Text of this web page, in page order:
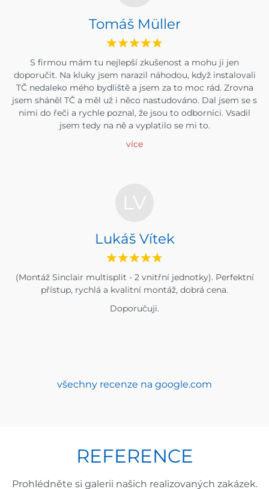
Tomáš Müller
S firmou mám tu nejlepší zkušenost a mohu ji jen
doporučit. Na kluky jsem narazil náhodou, když instalovali
TČ nedaleko mého bydliště a jsem za to moc rád. Zrovna
jsem sháněl TČ a měl už i něco nastudováno. Dal jsem se s
nimi do řeči a rychle poznal, že jsou to odborníci. Vsadil
jsem tedy na ně a vyplatilo se mi to.
více
LV
Lukáš Vítek
(Montáž Sinclair multisplit - 2 vnitřní jednotky). Perfektní
přístup, rychlá a kvalitní montáž, dobrá cena.
Doporučuji.
všechny recenze na google.com
REFERENCE
Prohlédněte si galerii našich realizovaných zakázek.